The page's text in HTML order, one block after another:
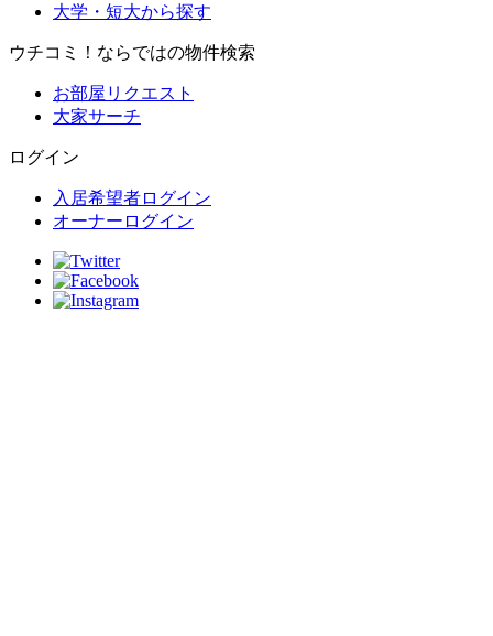
大学・短大から探す
ウチコミ！ならではの物件検索
お部屋リクエスト
大家サーチ
ログイン
入居希望者ログイン
オーナーログイン